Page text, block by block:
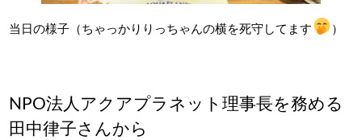
当日の様子（ちゃっかりりっちゃんの横を死守してます ）
NPO法人アクアプラネット理事長を務める
田中律子さんから